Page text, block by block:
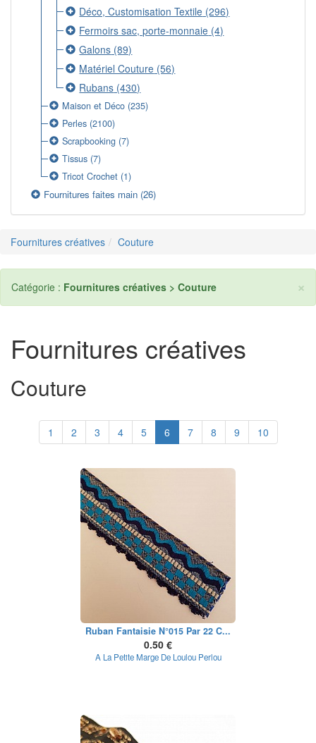
Déco, Customisation Textile (296)
Fermoirs sac, porte-monnaie (4)
Galons (89)
Matériel Couture (56)
Rubans (430)
Maison et Déco (235)
Perles (2100)
Scrapbooking (7)
Tissus (7)
Tricot Crochet (1)
Fournitures faites main (26)
Fournitures créatives Couture
×
Catégorie : Fournitures créatives > Couture
Fournitures créatives
Couture
1 2 3 4 5 6 7 8 9 10
Ruban Fantaisie N°015 Par 22 C...
0.50 €
A La Petite Marge De Loulou Perlou